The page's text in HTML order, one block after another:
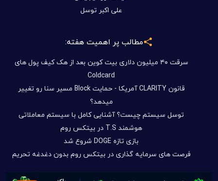
علی اکبر توسل
مطالب پر اهمیت هفته:
سرقت ۴۰ میلیون دلاری بیت کوین بعد از هک کیف پول های
Coldcard
قانون CLARITY آمریکا - حمایت Block مسیر سنا رو تغییر
میدهد؟
توسل سیستم چیست؟ آشنایی کامل با سیستم معاملاتی
هوشمند T.S در بیتکس روم
بازی تازه DOGE شروع شد
فرصت های سرمایه گذاری در بیتکس روم بدون دغدغه تحریم